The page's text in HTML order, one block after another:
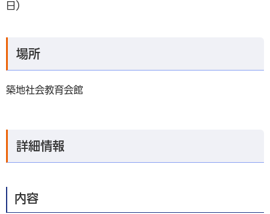
日）
場所
築地社会教育会館
詳細情報
内容